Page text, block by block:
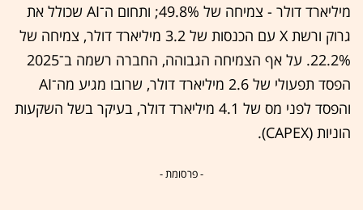
מיליארד דולר - צמיחה של 49.8%; ותחום ה־AI שכולל את
גרוק ורשת X עם הכנסות של 3.2 מיליארד דולר, צמיחה של
22.2%. על אף הצמיחה הגבוהה, החברה רשמה ב־2025
הפסד תפעולי של 2.6 מיליארד דולר, שרובו מגיע מה־AI
והפסד לפני מס של 4.1 מיליארד דולר, בעיקר בשל השקעות
הוניות (CAPEX).
- פרסומת -